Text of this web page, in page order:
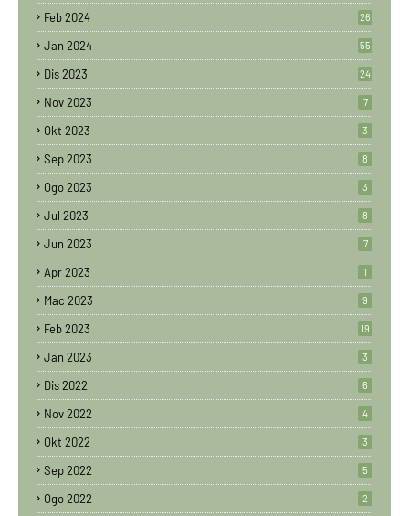
Feb 2024 26
Jan 2024 55
Dis 2023 24
Nov 2023 7
Okt 2023 3
Sep 2023 8
Ogo 2023 3
Jul 2023 8
Jun 2023 7
Apr 2023 1
Mac 2023 9
Feb 2023 19
Jan 2023 3
Dis 2022 6
Nov 2022 4
Okt 2022 3
Sep 2022 5
Ogo 2022 2